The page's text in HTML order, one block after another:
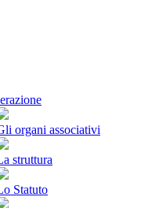
organi associativi
struttura
Statuto